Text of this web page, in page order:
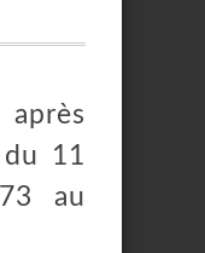
du 11
au